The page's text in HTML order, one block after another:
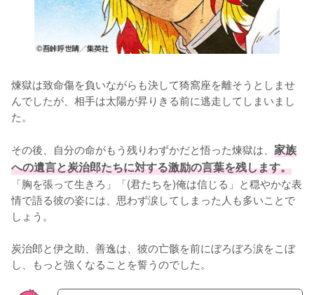
煉獄は致命傷を負いながらも決して猗窩座を離そうとしませ
んでしたが、相手は太陽が昇りきる前に逃走してしまいまし
た。
その後、自分の命がもう残りわずかだと悟った煉獄は、 家族
への遺言と炭治郎たちに対する激励の言葉を残します。
「胸を張って生きろ」「(君たちを)俺は信じる」と穏やかな表
情で語る彼の姿には、思わず涙してしまった人も多いことで
しょう。
炭治郎と伊之助、善逸は、彼の亡骸を前にぼろぼろ涙をこぼ
し、もっと強くなることを誓うのでした。